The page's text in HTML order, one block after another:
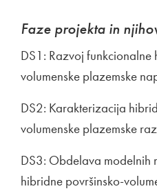
Faze projekta in
DS1: Razvoj
volumenske plazemske
DS2: Karakterizacija
volumenske plazemske
DS3: Obdelava modelnih
hibridne površinsko-